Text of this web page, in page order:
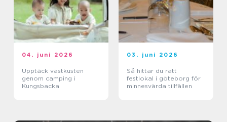
04. juni 2026
Upptäck västkusten
genom camping i
Kungsbacka
03. juni 2026
Så hittar du rätt
festlokal i göteborg för
minnesvärda tillfällen